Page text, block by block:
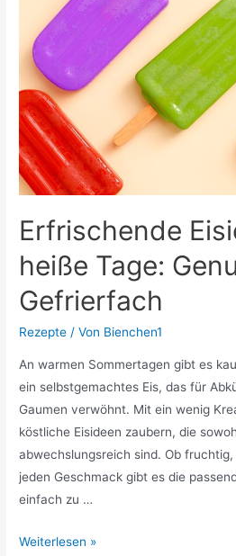
kleine
Gesten
große
Freude
schenken
Erfrischende
heiße Tage:
Gefrierfach
Rezepte / Von Bienchen1
An warmen Sommertagen gibt es
ein selbstgemachtes Eis, das für
Gaumen verwöhnt. Mit ein wenig
köstliche Eisideen zaubern, die
abwechslungsreich sind. Ob
jeden Geschmack gibt es die
einfach zu …
Erfrischende
Weiterlesen »